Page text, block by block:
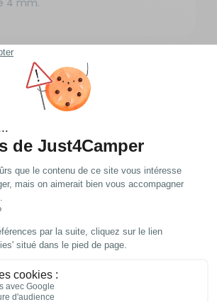
4 mm.
Informations
m.
et retour
de livraison